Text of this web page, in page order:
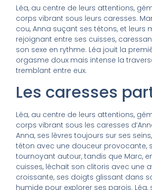
Léa, au centre de leurs attentions,
corps vibrant sous leurs caresses.
cou, Anna suçant ses tétons, et leurs
rejoignant entre ses cuisses,
son sexe en rythme. Léa jouit la
orgasme doux mais intense la
tremblant entre eux.
Les caresses
Léa, au centre de leurs attentions,
corps vibrant sous les caresses
Anna, ses lèvres toujours sur ses
téton avec une douceur provocante,
tournoyant autour, tandis que Marc,
cuisses, léchait son clitoris avec une
croissante, ses doigts glissant dans
humide pour explorer ses parois. Léa,